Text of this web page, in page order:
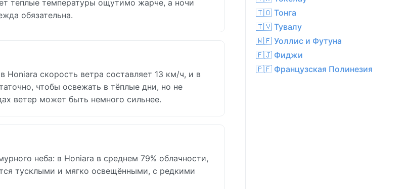
теплые температуры ощутимо жарче, а ночи
обязательна.
скорость ветра составляет 13 км/ч, и в
чтобы освежать в тёплые дни, но не
ветер может быть немного сильнее.
неба: в Honiara в среднем 79% облачности,
тусклыми и мягко освещёнными, с редкими
🇹🇴 Тонга
🇹🇻 Тувалу
🇼🇫 Уоллис и Футуна
🇫🇯 Фиджи
🇵🇫 Французская Полинезия